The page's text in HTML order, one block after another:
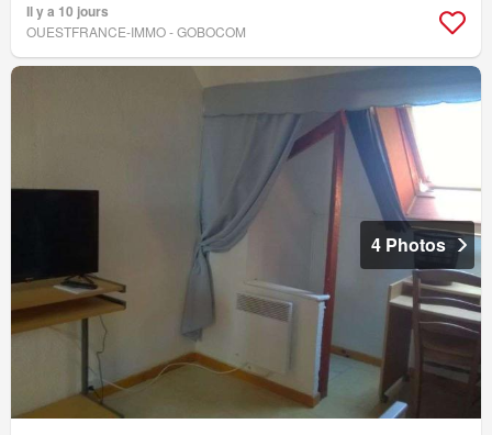
Il y a 10 jours
OUESTFRANCE-IMMO - GOBOCOM
4 Photos